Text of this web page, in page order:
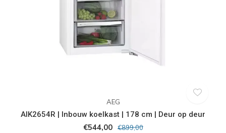
AEG
AIK2654R | Inbouw koelkast | 178 cm | Deur op deur
€544,00 €899,00